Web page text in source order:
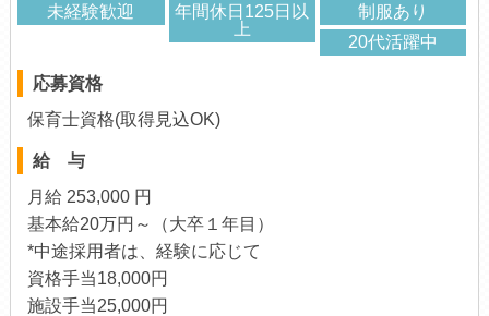
未経験歓迎
年間休日125日以
上
制服あり
20代活躍中
応募資格
保育士資格(取得見込OK)
給 与
月給 253,000 円
基本給20万円～（大卒１年目）
*中途採用者は、経験に応じて
資格手当18,000円
施設手当25,000円